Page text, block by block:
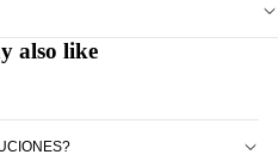
also like